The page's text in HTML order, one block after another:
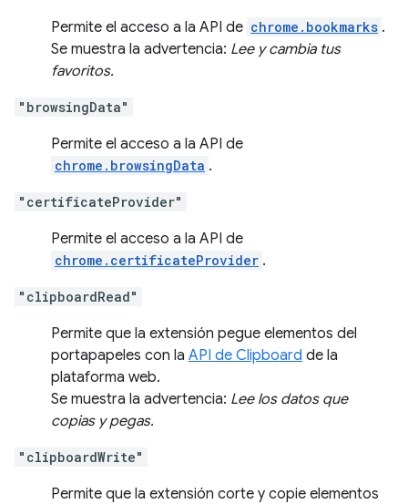
Permite el acceso a la API de chrome.bookmarks .
Se muestra la advertencia: Lee y cambia tus
favoritos.
"browsingData"
Permite el acceso a la API de
chrome.browsingData .
"certificateProvider"
Permite el acceso a la API de
chrome.certificateProvider .
"clipboardRead"
Permite que la extensión pegue elementos del
portapapeles con la API de Clipboard de la
plataforma web.
Se muestra la advertencia: Lee los datos que
copias y pegas.
"clipboardWrite"
Permite que la extensión corte y copie elementos